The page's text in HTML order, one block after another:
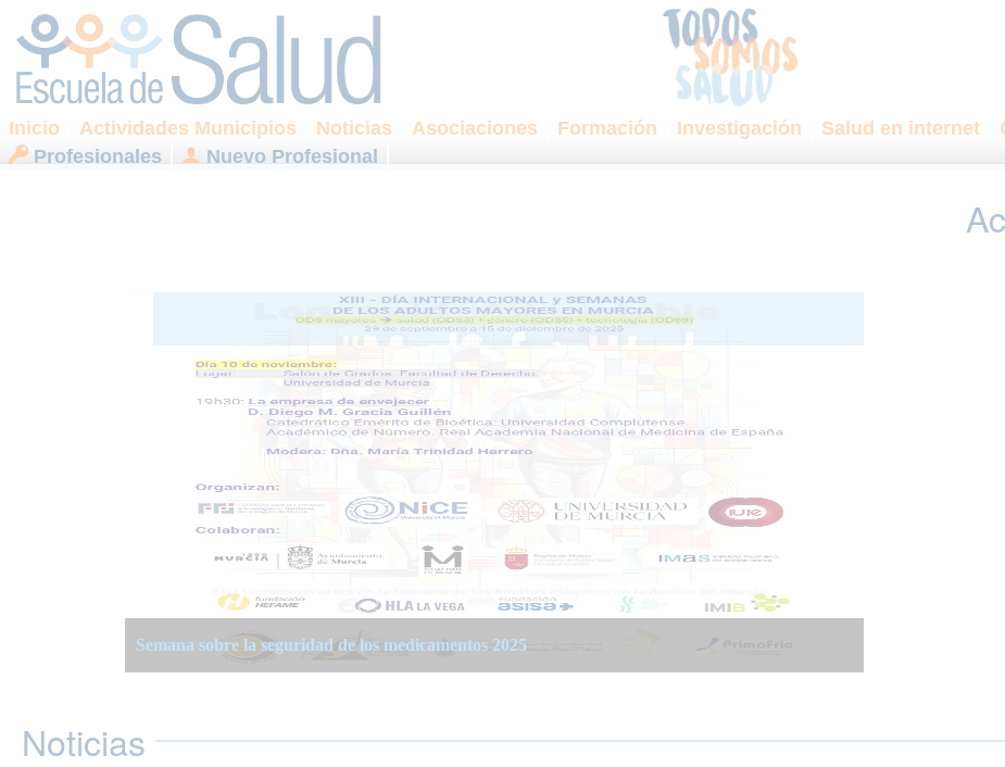
Inicio Actividades Municipios Noticias Asociaciones Formación Investigación Salud en internet
Profesionales
Nuevo Profesional
JORNADA – Presentación del Modelo de atención integrada social y sanitaria: Trabajar juntos
para cuidar mejor
Semana Planificación Compartida de la Atención del 26 al 31 de enero (Murcia)
XIII Semanas Adultos Mayores en Murcia 2025
Semana sobre la seguridad de los medicamentos 2025
Noticias